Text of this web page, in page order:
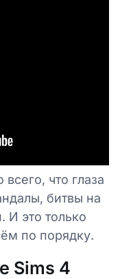
что глаза
битвы на
И это только
по порядку.
Sims 4